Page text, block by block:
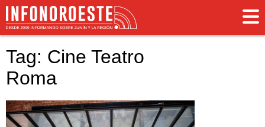
Tag: Cine Teatro
Roma